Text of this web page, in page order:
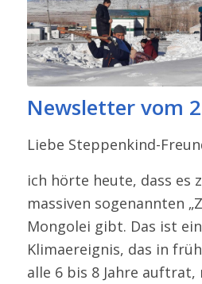
Newsletter vom
Liebe Steppenkind-​
ich hörte heute, dass es
massiven sogenannten
Mongolei gibt. Das ist
Klimaereignis, das in
alle 6 bis 8 Jahre auftrat,